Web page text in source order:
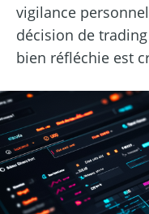
vigilance
décision de
bien réfléchie est